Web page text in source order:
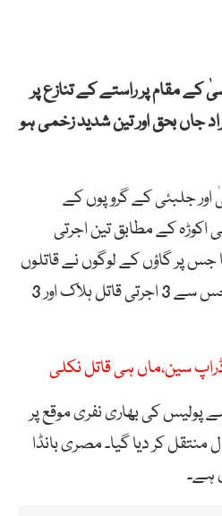
کے مقام پر راستے کے تنازع پر
کے نتیجے میں 7 افراد جاں بحق اور تین شدید زخمی ہو
اور جلبئی کے گروپوں کے
اکوڑہ کے مطابق تین اجرتی
قتل کیا جس پر گاؤں کے لوگوں نے قاتلوں
کا پیچھا کرکے فائرنگ کی جس سے 3 اجرتی قاتل ہلاک اور 3
سین،ماں ہی قاتل نکلی
پولیس کی بھاری نفری موقع پر
منتقل کر دیا گیا۔ مصری بانڈا
ہے۔